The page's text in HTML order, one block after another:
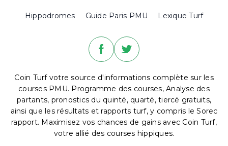
Hippodromes Guide Paris PMU Lexique Turf
Coin Turf votre source d'informations complète sur les
courses PMU. Programme des courses, Analyse des
partants, pronostics du quinté, quarté, tiercé gratuits,
ainsi que les résultats et rapports turf, y compris le Sorec
rapport. Maximisez vos chances de gains avec Coin Turf,
votre allié des courses hippiques.